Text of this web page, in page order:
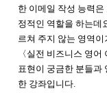
한 이메일 작성 능력
정적인 역할을 하는데
르쳐 주지 않는 영역이
〈실전 비즈니스 영
표현이 궁금한 분들과
한 강좌입니다.